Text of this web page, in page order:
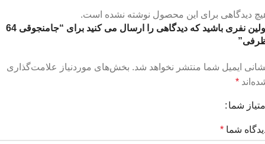
دیدگاهی برای این محصول نوشته نشده است.
اولین نفری باشید که دیدگاهی را ارسال می کنید برای “جامنجوقی 64
ایمیل شما منتشر نخواهد شد. بخش‌های موردنیاز علامت‌گذاری
*
شما
شما *